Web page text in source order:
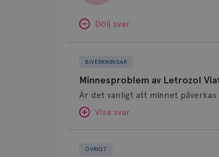
Dölj svar
BIVERKNINGAR
Minnesproblem av Letrozol
Visa svar
SVAR:
Letrozol
Viatris?
ÖVRIGT
kring